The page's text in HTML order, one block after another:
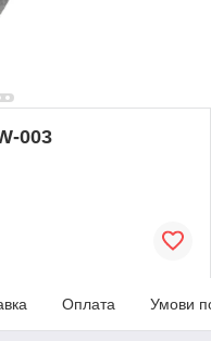
003
Оплата Умови